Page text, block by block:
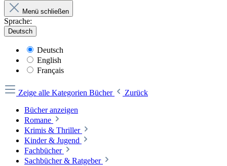
Menü schließen
Sprache:
Deutsch
Deutsch
English
Français
Zeige alle Kategorien Bücher
Zurück
Bücher anzeigen
Romane
Krimis & Thriller
Kinder & Jugend
Fachbücher
Sachbücher & Ratgeber